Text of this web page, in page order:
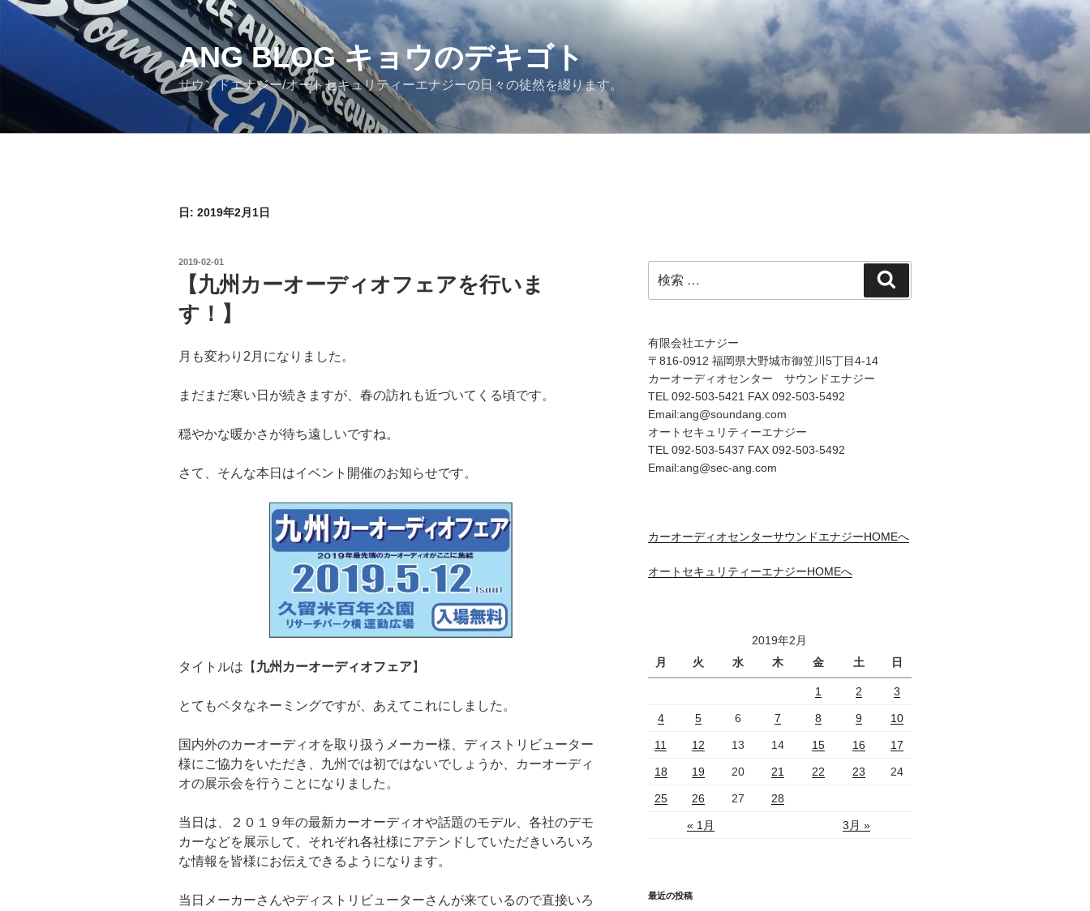
ン
ス
ANG BLOG キョウのデキゴト
サウンドエナジー/オートセキュリティーエナジーの日々の徒然を綴ります。
日: 2019年2月1日
投
2019-02-01
【九州カーオーディオフェアを行いま
す！】
月も変わり2月になりました。
まだまだ寒い日が続きますが、春の訪れも近づいてくる頃です。
穏やかな暖かさが待ち遠しいですね。
さて、そんな本日はイベント開催のお知らせです。
タイトルは【 九州カーオーディオフェア】
とてもベタなネーミングですが、あえてこれにしました。
国内外のカーオーディオを取り扱うメーカー様、ディストリビューター
様にご協力をいただき、九州では初ではないでしょうか、カーオーディ
オの展示会を行うことになりました。
当日は、２０１９年の最新カーオーディオや話題のモデル、各社のデモ
カーなどを展示して、それぞれ各社様にアテンドしていただきいろいろ
な情報を皆様にお伝えできるようになります。
当日メーカーさんやディストリビューターさんが来ているので直接いろ
索:
索
有限会社エナジー
〒816-0912 福岡県大野城市御笠川5丁目4-14
カーオーディオセンター サウンドエナジー
TEL 092-503-5421 FAX 092-503-5492
Email:ang@soundang.com
オートセキュリティーエナジー
TEL 092-503-5437 FAX 092-503-5492
Email:ang@sec-ang.com
カーオーディオセンターサウンドエナジーHOMEへ
オートセキュリティーエナジーHOMEへ
2019年2月
月
火 水 木 金 土 日
« 1月 3月 »
1 2 3
4 5 6 7 8 9 10
11 12 13 14 15 16 17
18 19 20 21 22 23 24
25 26 27 28
最近の投稿